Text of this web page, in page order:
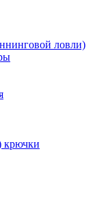
ловли)
крючки